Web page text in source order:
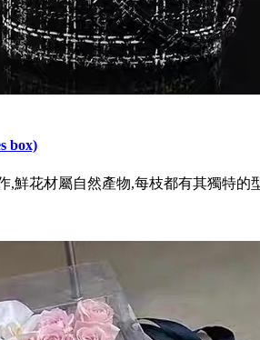
box)
,鮮花材屬自然產物,每枝都有其獨特